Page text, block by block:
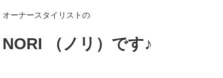
オーナースタイリストの
NORI （ノリ）です♪